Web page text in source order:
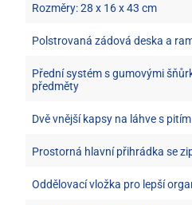
Rozměry: 28 x 16 x 43 cm
Polstrovaná zádová deska a
Přední systém s gumovými
předměty
Dvě vnější kapsy na láhve s pitím
Prostorná hlavní přihrádka se
Oddělovací vložka pro lepší